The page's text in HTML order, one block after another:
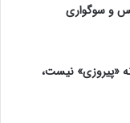
و سوگواری
«پیروزی» نیست،